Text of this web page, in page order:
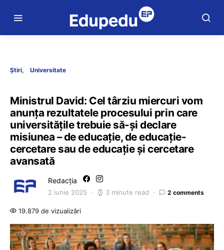
Știri Universitate
Ministrul David: Cel târziu miercuri vom
anunța rezultatele procesului prin care
universitățile trebuie să-și declare
misiunea – de educație, de educație-
cercetare sau de educație și cercetare
avansată
Redacția
2 iunie 2025 3 minute read 2 comments
19.879 de vizualizări